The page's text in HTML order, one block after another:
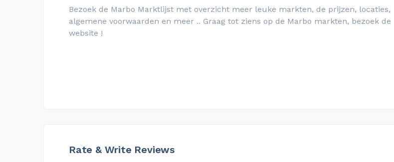
Bezoek de Marbo Marktlijst met overzicht meer leuke markten, de prijzen, locaties,
algemene voorwaarden en meer .. Graag tot ziens op de Marbo markten, bezoek de
website !
Rate & Write Reviews